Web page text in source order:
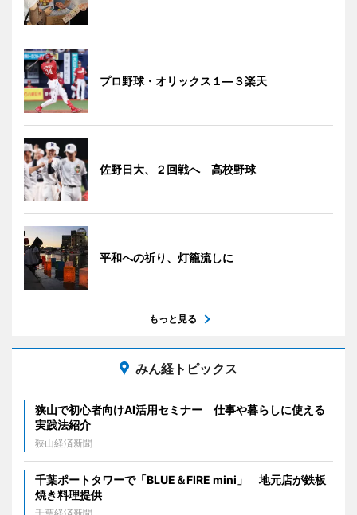
プロ野球・オリックス１―３楽天
佐野日大、２回戦へ 高校野球
平和への祈り、灯籠流しに
もっと見る
みん経トピックス
狭山で初心者向けAI活用セミナー 仕事や暮らしに使える
実践法紹介
狭山経済新聞
千葉ポートタワーで「BLUE＆FIRE mini」 地元店が鉄板
焼き料理提供
千葉経済新聞